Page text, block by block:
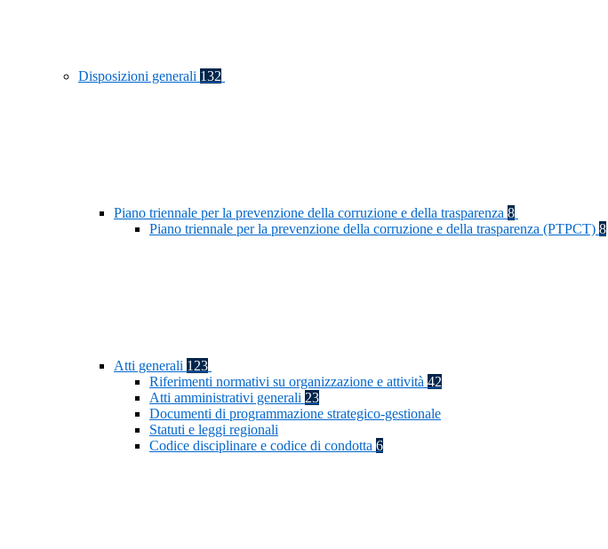
Disposizioni generali 132
Piano triennale per la prevenzione della corruzione e della trasparenza 8
Piano triennale per la prevenzione della corruzione e della trasparenza (PTPCT) 8
Atti generali 123
Riferimenti normativi su organizzazione e attività 42
Atti amministrativi generali 23
Documenti di programmazione strategico-gestionale
Statuti e leggi regionali
Codice disciplinare e codice di condotta 6